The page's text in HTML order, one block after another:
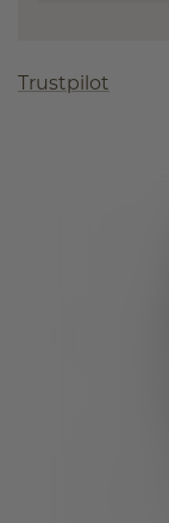
Trustpilot